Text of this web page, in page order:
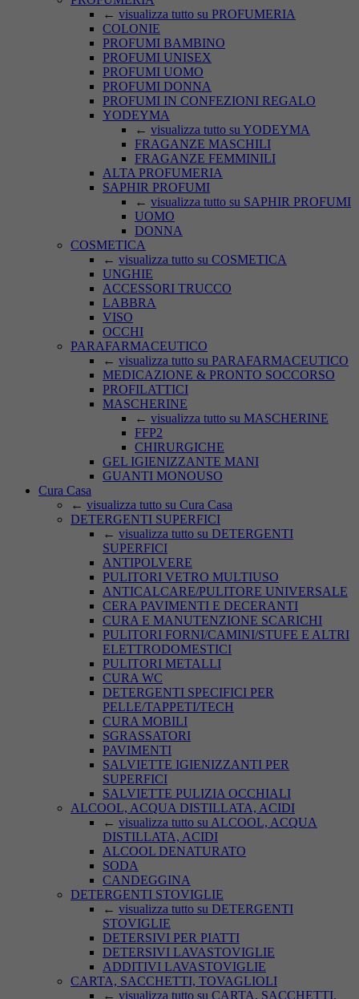
← visualizza tutto su PROFUMERIA
COLONIE
PROFUMI BAMBINO
PROFUMI UNISEX
PROFUMI UOMO
PROFUMI DONNA
PROFUMI IN CONFEZIONI REGALO
YODEYMA
← visualizza tutto su YODEYMA
FRAGANZE MASCHILI
FRAGANZE FEMMINILI
ALTA PROFUMERIA
SAPHIR PROFUMI
← visualizza tutto su SAPHIR PROFUMI
UOMO
DONNA
COSMETICA
← visualizza tutto su COSMETICA
UNGHIE
ACCESSORI TRUCCO
LABBRA
VISO
OCCHI
PARAFARMACEUTICO
← visualizza tutto su PARAFARMACEUTICO
MEDICAZIONE & PRONTO SOCCORSO
PROFILATTICI
MASCHERINE
← visualizza tutto su MASCHERINE
FFP2
CHIRURGICHE
GEL IGIENIZZANTE MANI
GUANTI MONOUSO
Cura Casa
← visualizza tutto su Cura Casa
DETERGENTI SUPERFICI
← visualizza tutto su DETERGENTI
SUPERFICI
ANTIPOLVERE
PULITORI VETRO MULTIUSO
ANTICALCARE/PULITORE UNIVERSALE
CERA PAVIMENTI E DECERANTI
CURA E MANUTENZIONE SCARICHI
PULITORI FORNI/CAMINI/STUFE E ALTRI
ELETTRODOMESTICI
PULITORI METALLI
CURA WC
DETERGENTI SPECIFICI PER
PELLE/TAPPETI/TECH
CURA MOBILI
SGRASSATORI
PAVIMENTI
SALVIETTE IGIENIZZANTI PER
SUPERFICI
SALVIETTE PULIZIA OCCHIALI
ALCOOL, ACQUA DISTILLATA, ACIDI
← visualizza tutto su ALCOOL, ACQUA
DISTILLATA, ACIDI
ALCOOL DENATURATO
SODA
CANDEGGINA
DETERGENTI STOVIGLIE
← visualizza tutto su DETERGENTI
STOVIGLIE
DETERSIVI PER PIATTI
DETERSIVI LAVASTOVIGLIE
ADDITIVI LAVASTOVIGLIE
CARTA, SACCHETTI, TOVAGLIOLI
← visualizza tutto su CARTA, SACCHETTI,